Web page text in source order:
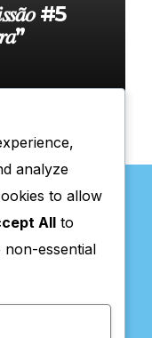
#5
analyze
to allow
All to
non-essential